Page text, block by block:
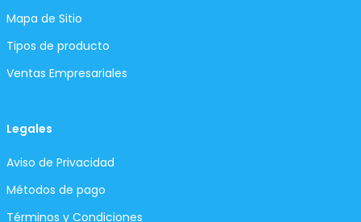
Mapa de Sitio
Tipos de producto
Ventas Empresariales
Legales
Aviso de Privacidad
Métodos de pago
Términos y Condiciones